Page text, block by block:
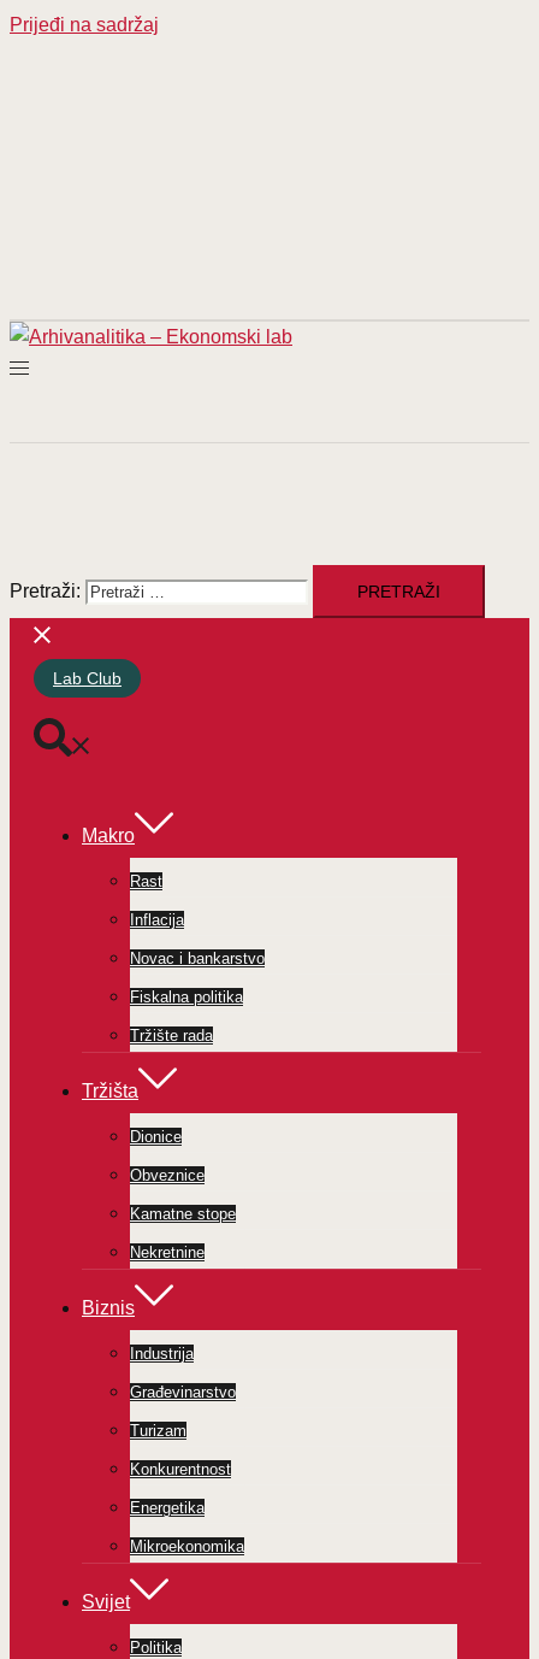
Prijeđi na sadržaj
Pretraži:
Lab Club
Makro
Rast
Inflacija
Novac i bankarstvo
Fiskalna politika
Tržište rada
Tržišta
Dionice
Obveznice
Kamatne stope
Nekretnine
Biznis
Industrija
Građevinarstvo
Turizam
Konkurentnost
Energetika
Mikroekonomika
Svijet
Politika